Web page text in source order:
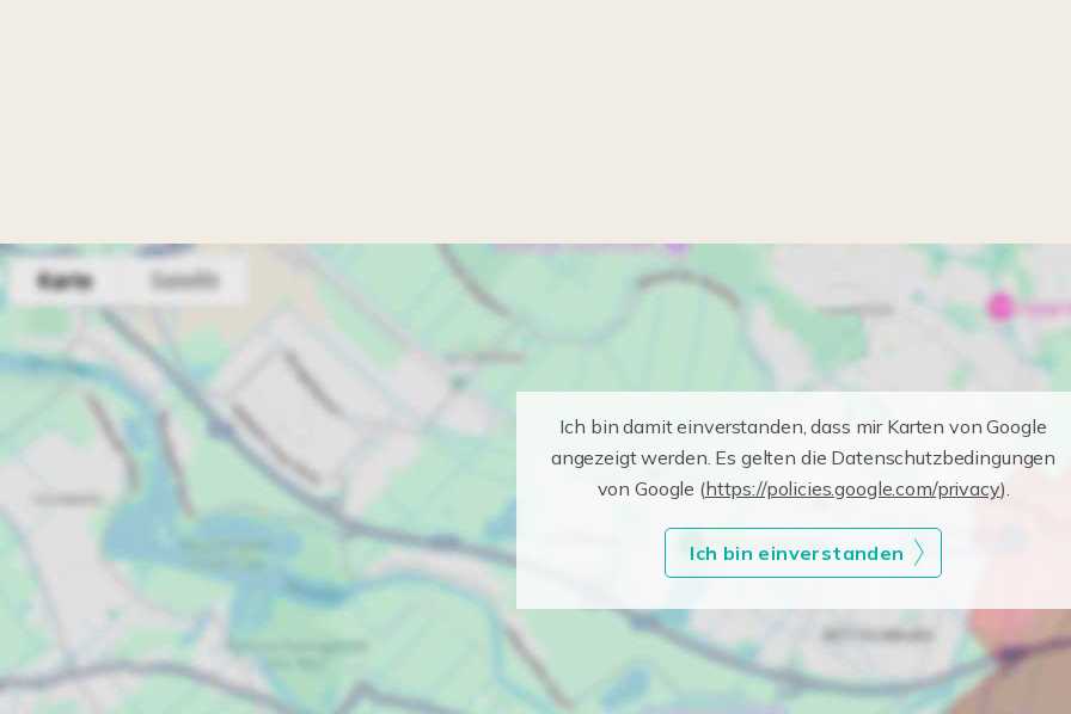
Ich bin damit einverstanden, dass mir Karten von Google
angezeigt werden. Es gelten die Datenschutzbedingungen
von Google (https://policies.google.com/privacy).
Ich bin einverstanden